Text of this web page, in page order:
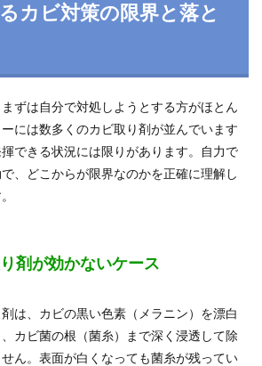
カビ対策の限界と落と
ずは自分で対処しようとする方がほとん
には数多くのカビ取り剤が並んでいます
できる状況には限りがあります。自力で
、どこからが限界なのかを正確に理解し
剤が効かないケース
は、カビの黒い色素（メラニン）を漂白
カビ菌の根（菌糸）まで深く浸透して除
ん。表面が白くなっても菌糸が残ってい